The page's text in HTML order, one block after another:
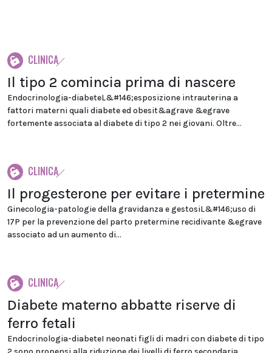
CLINICA
Il tipo 2 comincia prima di nascere
Endocrinologia-diabeteL&#146;esposizione intrauterina a
fattori materni quali diabete ed obesit&agrave &egrave
fortemente associata al diabete di tipo 2 nei giovani. Oltre...
CLINICA
Il progesterone per evitare i pretermine
Ginecologia-patologie della gravidanza e gestosiL&#146;uso di
17P per la prevenzione del parto pretermine recidivante &egrave
associato ad un aumento di...
CLINICA
Diabete materno abbatte riserve di
ferro fetali
Endocrinologia-diabeteI neonati figli di madri con diabete di tipo